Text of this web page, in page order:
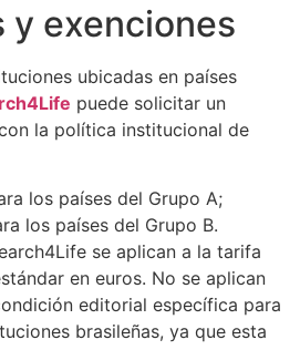
y exenciones
ubicadas en países
puede solicitar un
la política institucional de
los países del Grupo A;
los países del Grupo B.
se aplican a la tarifa
en euros. No se aplican
editorial específica para
brasileñas, ya que esta